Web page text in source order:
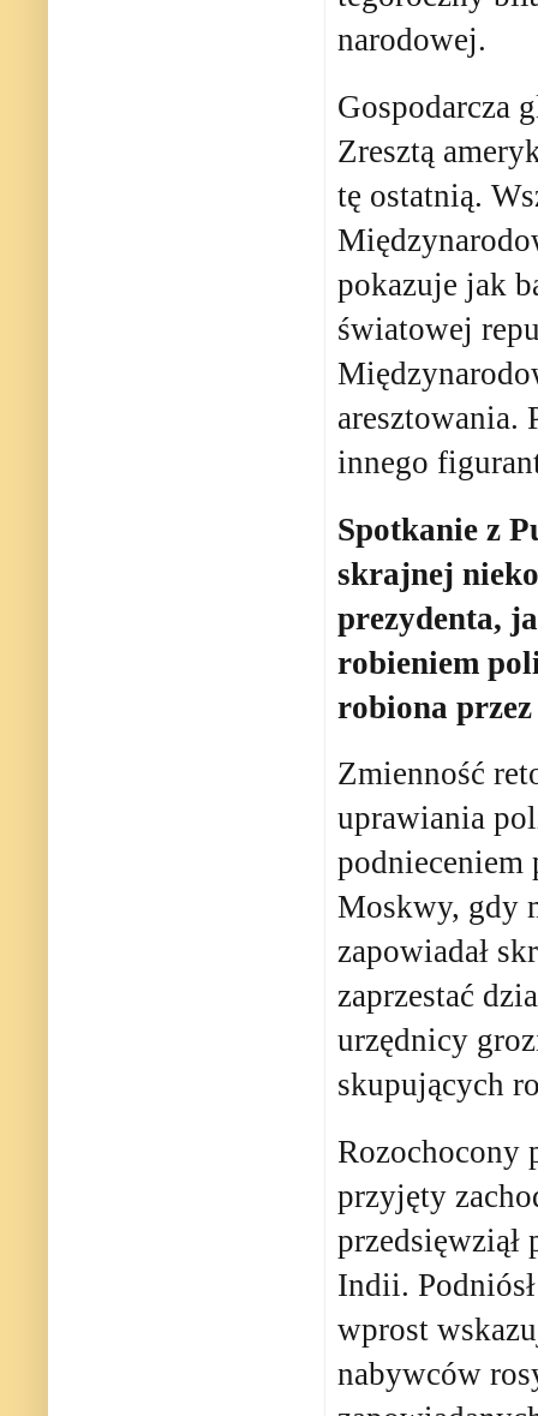
narodowej.
Gospodarcza
Zresztą
tę ostatnią.
pokazuje jak
światowej
aresztowania.
innego
Spotkanie z
skrajnej
prezydenta,
robieniem
robiona
Zmienność
uprawiania
podnieceniem
Moskwy, gdy
zapowiadał
zaprzestać
urzędnicy
skupujących
Rozochocony
przyjęty
przedsięwziął
Indii.
wprost
nabywców